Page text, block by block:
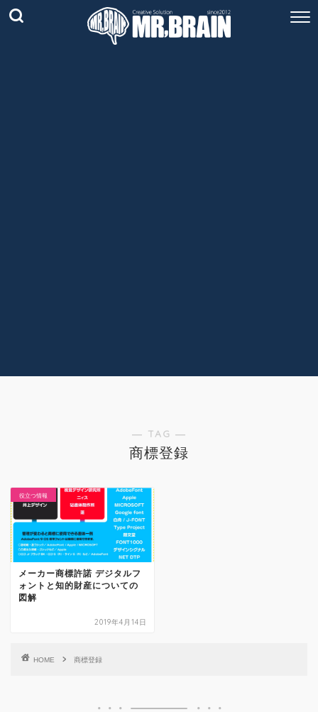
― TAG ―
商標登録
役立つ情報
メーカー商標許諾 デジタルフ
ォントと知的財産についての
図解
2019年4月14日
HOME 商標登録